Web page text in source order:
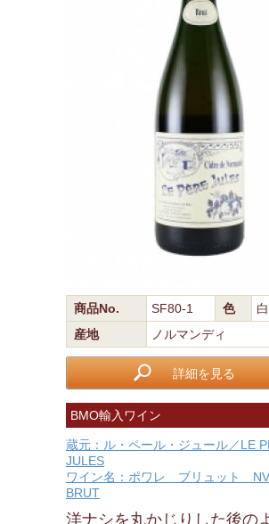
商品No. SF80-1 色
産地
ノルマンディ
詳細を見る
BMO輸入ワイン
蔵元：ル・ペール・ジュール／LE
JULES
ワイン名：ポワレ ブリュット
BRUT
洋ナシを丸かじりした後の